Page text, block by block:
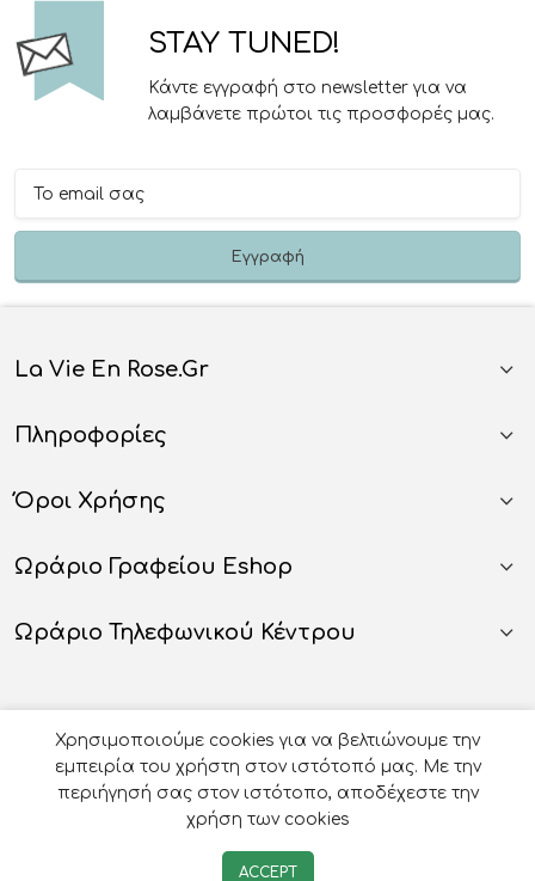
STAY TUNED!
Κάντε εγγραφή στο newsletter για να
λαμβάνετε πρώτοι τις προσφορές μας.
La Vie En Rose.gr
Πληροφορίες
Όροι Χρήσης
Ωράριο Γραφείου Eshop
Ωράριο Τηλεφωνικού Κέντρου
Οργάνωση Γάμου Βάπτισης - La Vie en Rose
Χρησιμοποιούμε cookies για να βελτιώνουμε την
εμπειρία του χρήστη στον ιστότοπό μας. Με την
περιήγησή σας στον ιστότοπο, αποδέχεστε την
χρήση των cookies
ACCEPT